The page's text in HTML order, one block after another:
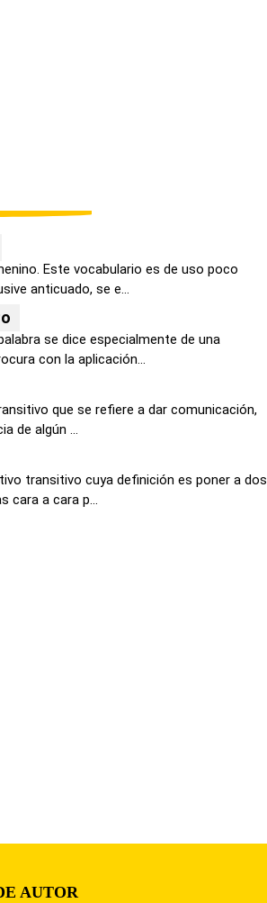
Este vocabulario es de uso poco
anticuado, se e...
se dice especialmente de una
con la aplicación...
que se refiere a dar comunicación,
de algún ...
transitivo cuya definición es poner a dos
cara a cara p...
AUTOR